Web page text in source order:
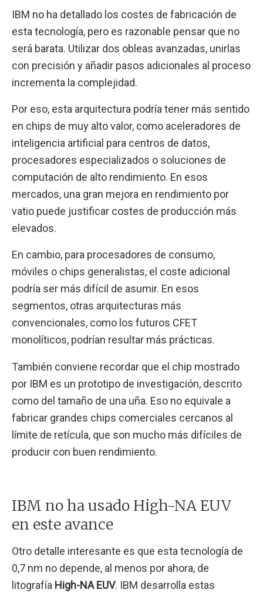
IBM no ha detallado los costes de fabricación de
esta tecnología, pero es razonable pensar que no
será barata. Utilizar dos obleas avanzadas, unirlas
con precisión y añadir pasos adicionales al proceso
incrementa la complejidad.
Por eso, esta arquitectura podría tener más sentido
en chips de muy alto valor, como aceleradores de
inteligencia artificial para centros de datos,
procesadores especializados o soluciones de
computación de alto rendimiento. En esos
mercados, una gran mejora en rendimiento por
vatio puede justificar costes de producción más
elevados.
En cambio, para procesadores de consumo,
móviles o chips generalistas, el coste adicional
podría ser más difícil de asumir. En esos
segmentos, otras arquitecturas más
convencionales, como los futuros CFET
monolíticos, podrían resultar más prácticas.
También conviene recordar que el chip mostrado
por IBM es un prototipo de investigación, descrito
como del tamaño de una uña. Eso no equivale a
fabricar grandes chips comerciales cercanos al
límite de retícula, que son mucho más difíciles de
producir con buen rendimiento.
IBM no ha usado High-NA EUV
en este avance
Otro detalle interesante es que esta tecnología de
0,7 nm no depende, al menos por ahora, de
litografía High-NA EUV. IBM desarrolla estas